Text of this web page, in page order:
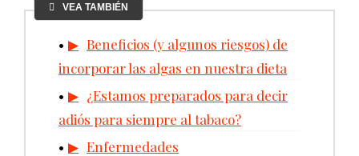
VEA TAMBIÉN
Beneficios (y algunos riesgos) de
incorporar las algas en nuestra dieta
¿Estamos preparados para decir
adiós para siempre al tabaco?
Enfermedades